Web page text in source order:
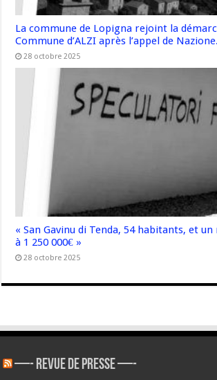
La commune de Lopigna rejoint la
Commune d’ALZI après l’appel de Nazione.
28 octobre 2025
« San Gavinu di Tenda, 54 habitants, et
à 1 250 000€ »
28 octobre 2025
—- REVUE DE PRESSE —-